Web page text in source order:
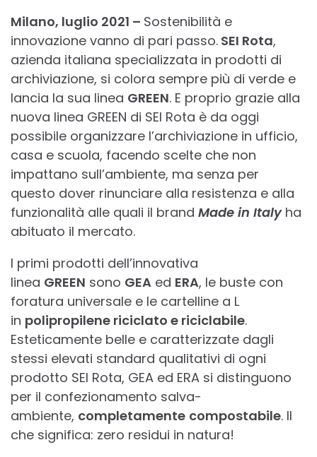
Milano, luglio 2021 – Sostenibilità e
innovazione vanno di pari passo. SEI Rota,
azienda italiana specializzata in prodotti di
archiviazione, si colora sempre più di verde e
lancia la sua linea GREEN. E proprio grazie alla
nuova linea GREEN di SEI Rota è da oggi
possibile organizzare l’archiviazione in ufficio,
casa e scuola, facendo scelte che non
impattano sull’ambiente, ma senza per
questo dover rinunciare alla resistenza e alla
funzionalità alle quali il brand Made in Italyha
abituato il mercato.
I primi prodotti dell’innovativa
linea GREEN sono GEA ed ERA, le buste con
foratura universale e le cartelline a L
in polipropilene riciclato e riciclabile.
Esteticamente belle e caratterizzate dagli
stessi elevati standard qualitativi di ogni
prodotto SEI Rota, GEA ed ERA si distinguono
per il confezionamento salva-
ambiente, completamente compostabile. Il
che significa: zero residui in natura!